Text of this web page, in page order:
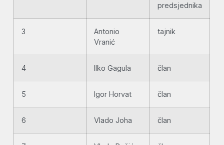
predsjednika
3
Antonio
Vranić
tajnik
4 Ilko Gagula član
5 Igor Horvat član
6 Vlado Joha član